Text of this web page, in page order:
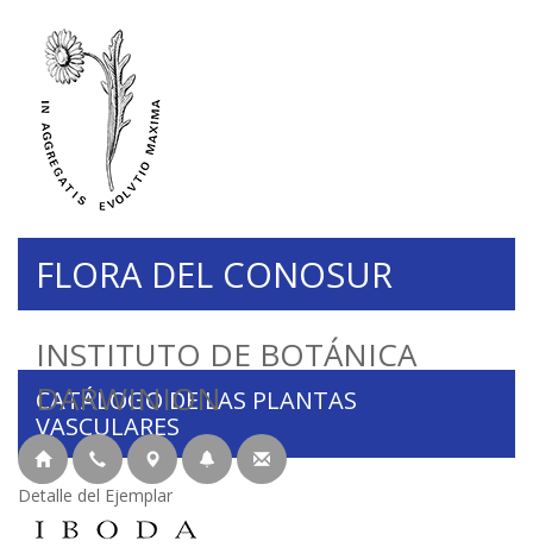
INSTITUTO DE BOTÁNICA
DARWINION
FLORA DEL CONOSUR
CATÁLOGO DE LAS PLANTAS
VASCULARES
Detalle del Ejemplar